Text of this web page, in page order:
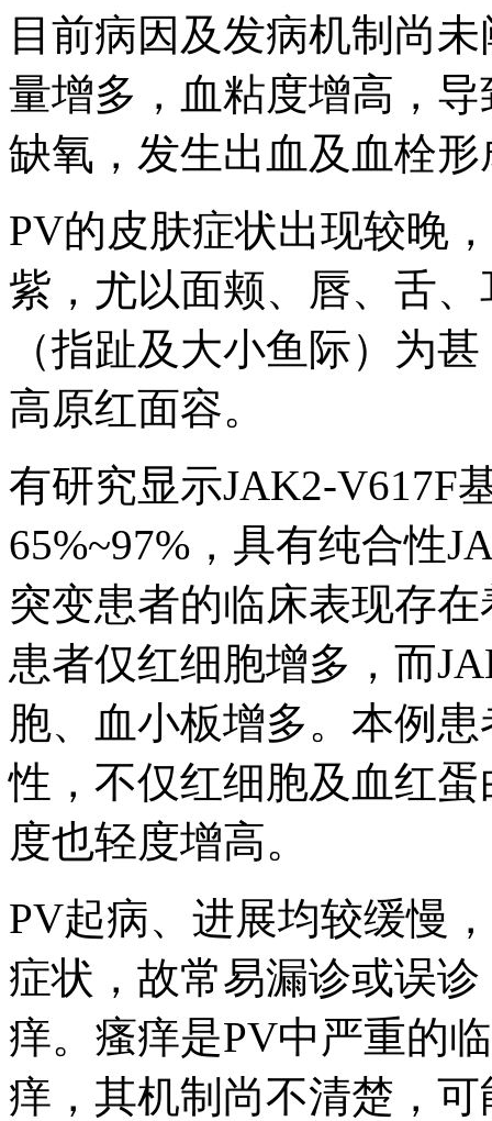
目前病因及发病机制尚
量增多，血粘度增高，
缺氧，发生出血及血栓
PV的皮肤症状出现较晚
紫，尤以面颊、唇、舌
（指趾及大小鱼际）为
高原红面容。
有研究显示JAK2-V617F
65%~97%，具有纯合性
突变患者的临床表现存
患者仅红细胞增多，而
胞、血小板增多。本例
性，不仅红细胞及血红
度也轻度增高。
PV起病、进展均较缓慢
症状，故常易漏诊或误
痒。瘙痒是PV中严重的
痒，其机制尚不清楚，